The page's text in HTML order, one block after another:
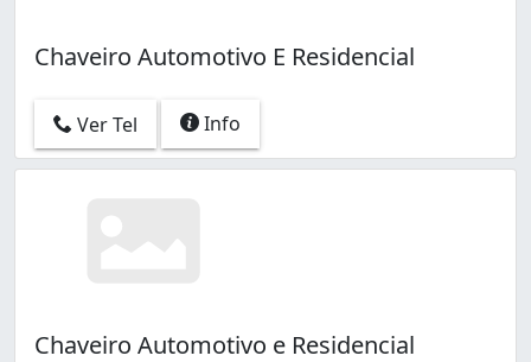
Chaveiro Automotivo E Residencial
Ver Tel Info
Chaveiro Automotivo e Residencial